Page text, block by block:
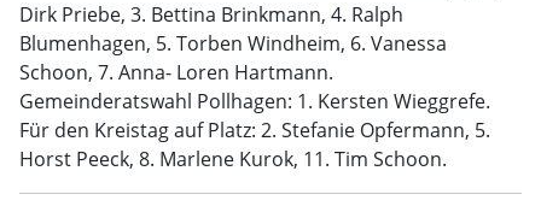
Dirk Priebe, 3. Bettina Brinkmann, 4. Ralph
Blumenhagen, 5. Torben Windheim, 6. Vanessa
Schoon, 7. Anna- Loren Hartmann.
Gemeinderatswahl Pollhagen: 1. Kersten Wieggrefe.
Für den Kreistag auf Platz: 2. Stefanie Opfermann, 5.
Horst Peeck, 8. Marlene Kurok, 11. Tim Schoon.